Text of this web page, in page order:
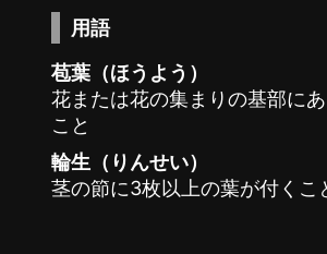
用語
苞葉（ほうよう）
花または花の集まりの基部に
こと
輪生（りんせい）
茎の節に3枚以上の葉が付くこ